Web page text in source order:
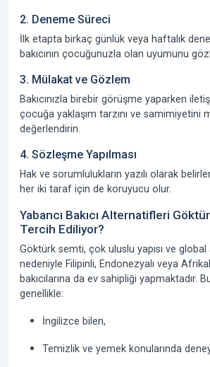
2. Deneme Süreci
İlk etapta birkaç günlük veya haftalık
bakıcının çocuğunuzla olan uyumunu
3. Mülakat ve Gözlem
Bakıcınızla birebir görüşme yaparken
çocuğa yaklaşım tarzını ve samimiyetini
değerlendirin.
4. Sözleşme Yapılması
Hak ve sorumlulukların yazılı olarak
her iki taraf için de koruyucu olur.
Yabancı Bakıcı Alternatifleri
Tercih Ediliyor?
Göktürk semti, çok uluslu yapısı ve
nedeniyle Filipinli, Endonezyalı veya
bakıcılarına da ev sahipliği yapmaktadır.
genellikle:
İngilizce bilen,
Temizlik ve yemek konularında